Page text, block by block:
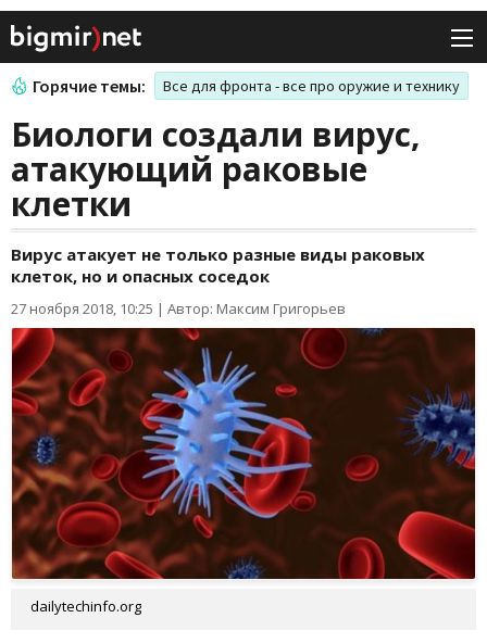
Горячие темы: Все для фронта - все про оружие и технику
Биологи создали вирус,
атакующий раковые
клетки
Вирус атакует не только разные виды раковых
клеток, но и опасных соседок
27 ноября 2018, 10:25 | Автор: Максим Григорьев
dailytechinfo.org